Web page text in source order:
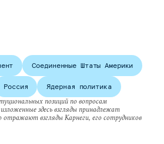
Соединенные Штаты Америки
Россия
Ядерная политика
позиций по вопросам
здесь взгляды принадлежат
отражают взгляды Карнеги, его сотрудников